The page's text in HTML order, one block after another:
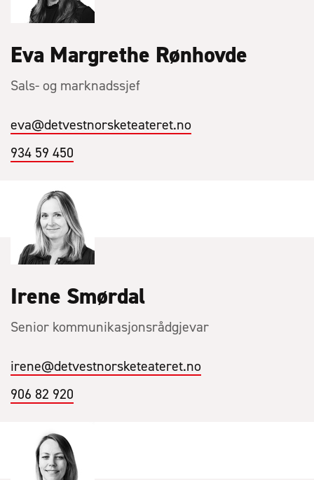
Eva Margrethe Rønhovde
Sals- og marknadssjef
eva@detvestnorsketeateret.no
934 59 450
Irene Smørdal
Senior kommunikasjonsrådgjevar
irene@detvestnorsketeateret.no
906 82 920